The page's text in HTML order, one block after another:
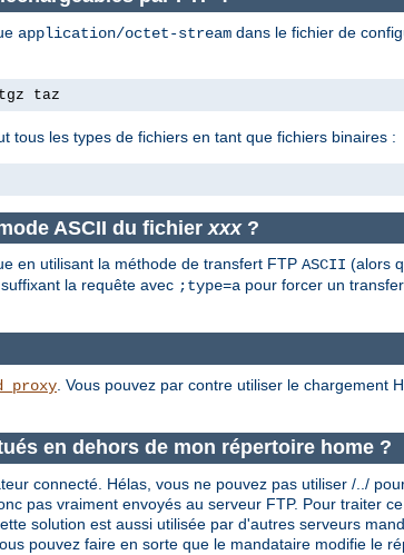
application/octet-stream dans le fichier de
taz
tous les types de fichiers en tant que fichiers binaires :
ASCII du fichier xxx?
en utilisant la méthode de transfert FTP ASCII (alors
la requête avec ;type=a pour forcer un
. Vous pouvez par contre utiliser le chargement
en dehors de mon répertoire home ?
connecté. Hélas, vous ne pouvez pas utiliser /../
pas vraiment envoyés au serveur FTP. Pour traiter
solution est aussi utilisée par d'autres serveurs
pouvez faire en sorte que le mandataire modifie le